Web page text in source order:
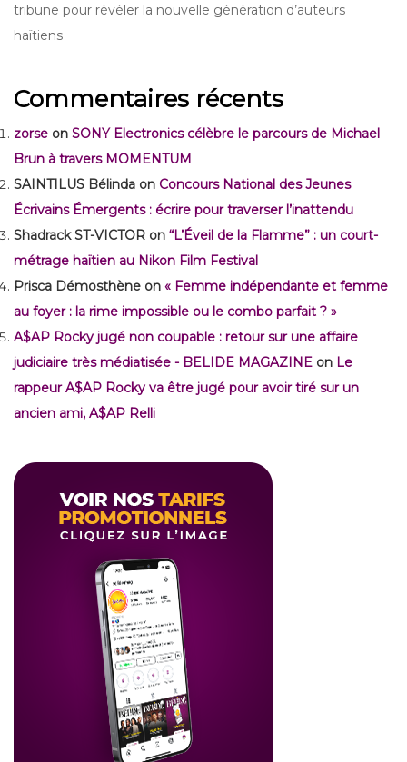
tribune pour révéler la nouvelle génération d’auteurs
haïtiens
Commentaires récents
zorse on SONY Electronics célèbre le parcours de Michael
Brun à travers MOMENTUM
SAINTILUS Bélinda on Concours National des Jeunes
Écrivains Émergents : écrire pour traverser l’inattendu
Shadrack ST-VICTOR on “L’Éveil de la Flamme” : un court-
métrage haïtien au Nikon Film Festival
Prisca Démosthène on « Femme indépendante et femme
au foyer : la rime impossible ou le combo parfait ? »
A$AP Rocky jugé non coupable : retour sur une affaire
judiciaire très médiatisée - BELIDE MAGAZINE on Le
rappeur A$AP Rocky va être jugé pour avoir tiré sur un
ancien ami, A$AP Relli